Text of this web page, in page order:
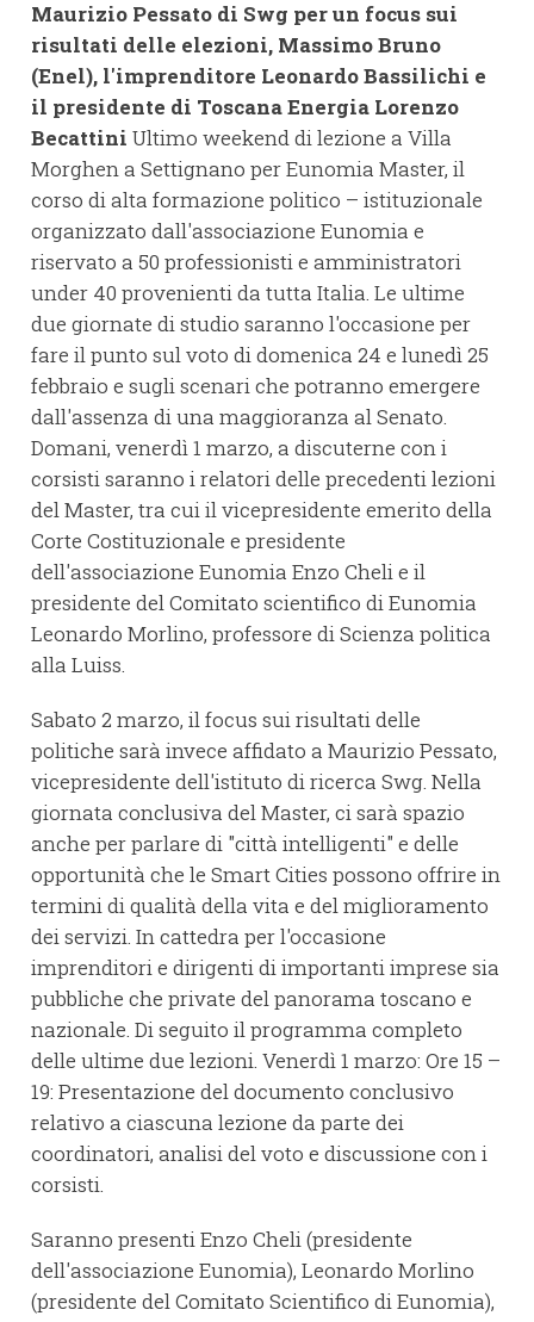
Maurizio Pessato di Swg per un focus sui
risultati delle elezioni, Massimo Bruno
(Enel), l'imprenditore Leonardo Bassilichi e
il presidente di Toscana Energia Lorenzo
Becattini Ultimo weekend di lezione a Villa
Morghen a Settignano per Eunomia Master, il
corso di alta formazione politico – istituzionale
organizzato dall'associazione Eunomia e
riservato a 50 professionisti e amministratori
under 40 provenienti da tutta Italia. Le ultime
due giornate di studio saranno l'occasione per
fare il punto sul voto di domenica 24 e lunedì 25
febbraio e sugli scenari che potranno emergere
dall'assenza di una maggioranza al Senato.
Domani, venerdì 1 marzo, a discuterne con i
corsisti saranno i relatori delle precedenti lezioni
del Master, tra cui il vicepresidente emerito della
Corte Costituzionale e presidente
dell'associazione Eunomia Enzo Cheli e il
presidente del Comitato scientifico di Eunomia
Leonardo Morlino, professore di Scienza politica
alla Luiss.
Sabato 2 marzo, il focus sui risultati delle
politiche sarà invece affidato a Maurizio Pessato,
vicepresidente dell'istituto di ricerca Swg. Nella
giornata conclusiva del Master, ci sarà spazio
anche per parlare di "città intelligenti" e delle
opportunità che le Smart Cities possono offrire in
termini di qualità della vita e del miglioramento
dei servizi. In cattedra per l'occasione
imprenditori e dirigenti di importanti imprese sia
pubbliche che private del panorama toscano e
nazionale. Di seguito il programma completo
delle ultime due lezioni. Venerdì 1 marzo: Ore 15 –
19: Presentazione del documento conclusivo
relativo a ciascuna lezione da parte dei
coordinatori, analisi del voto e discussione con i
corsisti.
Saranno presenti Enzo Cheli (presidente
dell'associazione Eunomia), Leonardo Morlino
(presidente del Comitato Scientifico di Eunomia),